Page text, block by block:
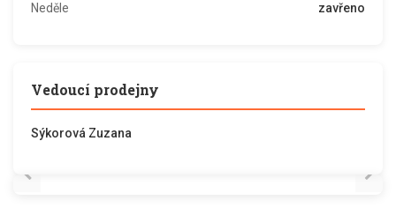
Neděle zavřeno
Vedoucí prodejny
Sýkorová Zuzana